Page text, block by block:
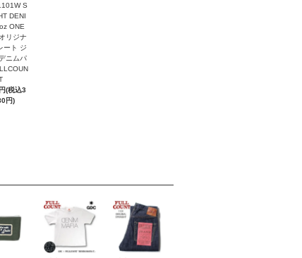
S
DENI
ONE
リジナ
ート ジ
ニムパ
(税込3
円)